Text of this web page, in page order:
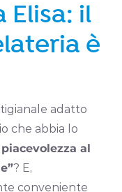
Elisa: il
è
adatto
che abbia lo
al
? E,
conveniente